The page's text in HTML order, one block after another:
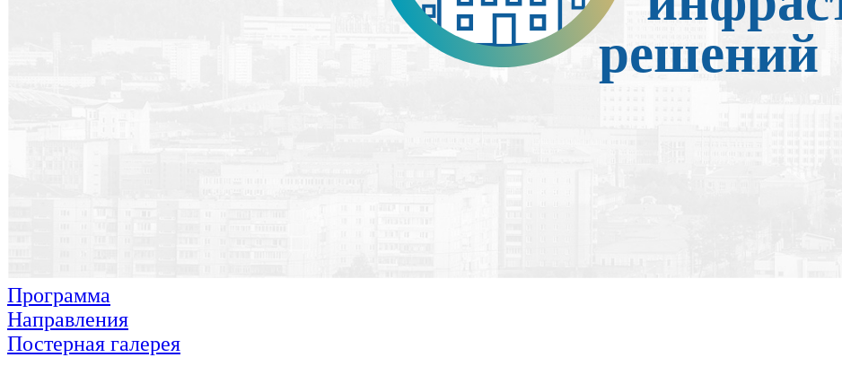
Программа
Направления
Постерная галерея